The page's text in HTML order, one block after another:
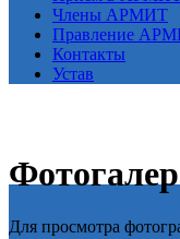
Члены АРМИТ
Правление
Контакты
Устав
Для просмотра